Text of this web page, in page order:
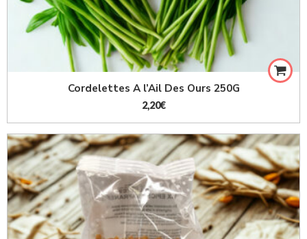
Cordelettes A l’Ail Des Ours 250G
2,20€